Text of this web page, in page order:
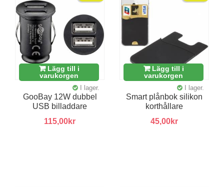
Lägg till i
varukorgen
I lager.
GooBay 12W dubbel
USB billaddare
115,00kr
Lägg till i
varukorgen
I lager.
Smart plånbok silikon
korthållare
45,00kr